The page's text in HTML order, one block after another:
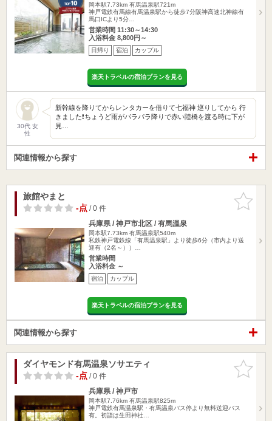
岡本駅7.73km 有馬温泉駅721m
神戸電鉄有馬線有馬温泉駅から徒歩7分阪神高速北神線有
馬口ICより5分…
営業時間 11:30～14:30
入浴料金 8,800円～
日帰り 宿泊 カップル
楽天トラベルの宿泊プランを見る
30代 女
性
新幹線を降りてからレンタカーを借りて七福神 巡りしてから 行
きました❗️ちょうど雨がパラパラ降りで赤い陸橋を渡る時に下が
見…
関連情報から探す
お気に入
りに追加
旅館やまと
-点/ 0 件
兵庫県 / 神戸市北区 / 有馬温泉
岡本駅7.73km 有馬温泉駅540m
私鉄神戸電鉄線「有馬温泉駅」より徒歩6分（市内より送
迎有（2名～））…
営業時間
入浴料金 ～
宿泊 カップル
楽天トラベルの宿泊プランを見る
関連情報から探す
お気に入
りに追加
ダイヤモンド有馬温泉ソサエティ
-点/ 0 件
兵庫県 / 神戸市
岡本駅7.76km 有馬温泉駅825m
神戸電鉄有馬温泉駅・有馬温泉バス停より無料送迎バス
有。初詣は生田神社…